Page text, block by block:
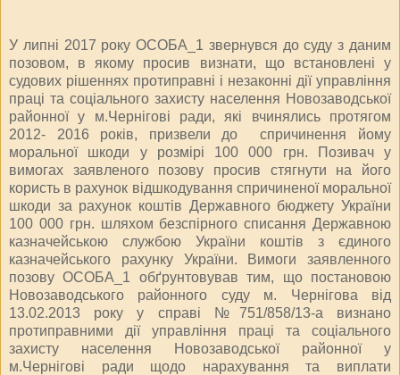
У липні 2017 року ОСОБА_1 звернувся до суду з даним
позовом, в якому просив визнати, що встановлені у
судових рішеннях протиправні і незаконні дії управління
праці та соціального захисту населення Новозаводської
районної у м.Чернігові ради, які вчинялись протягом
2012- 2016 років, призвели до спричинення йому
моральної шкоди у розмірі 100 000 грн. Позивач у
вимогах заявленого позову просив стягнути на його
користь в рахунок відшкодування спричиненої моральної
шкоди за рахунок коштів Державного бюджету України
100 000 грн. шляхом безспірного списання Державною
казначейською службою України коштів з єдиного
казначейського рахунку України. Вимоги заявленного
позову ОСОБА_1 обґрунтовував тим, що постановою
Новозаводського районного суду м. Чернігова від
13.02.2013 року у справі №751/858/13-а визнано
протиправними дії управління праці та соціального
захисту населення Новозаводської районної у
м.Чернігові ради щодо нарахування та виплати